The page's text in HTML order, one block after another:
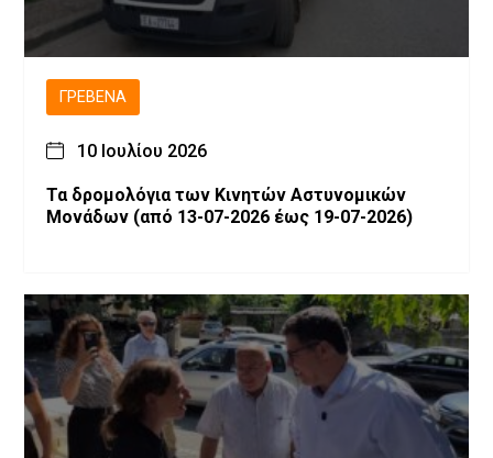
ΓΡΕΒΕΝΆ
10 Ιουλίου 2026
Τα δρομολόγια των Κινητών Αστυνομικών
Μονάδων (από 13-07-2026 έως 19-07-2026)